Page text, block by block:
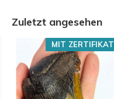
Zuletzt angesehen
MIT ZERTIFIKAT